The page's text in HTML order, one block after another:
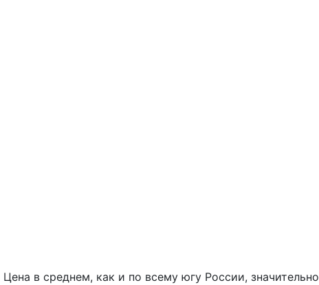
Цена в среднем, как и по всему югу России, значительно